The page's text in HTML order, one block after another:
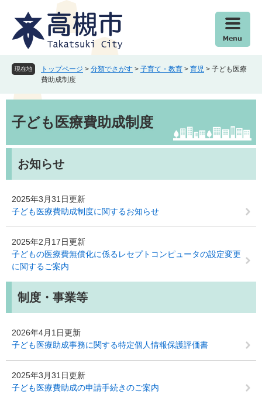
現在地 トップページ > 分類でさがす > 子育て・教育 > 育児 > 子ども医療
費助成制度
文子ども医療費助成制度
お知らせ
2025年3月31日更新
子ども医療費助成制度に関するお知らせ
2025年2月17日更新
子どもの医療費無償化に係るレセプトコンピュータの設定変更
に関するご案内
制度・事業等
2026年4月1日更新
子ども医療助成事務に関する特定個人情報保護評価書
2025年3月31日更新
子ども医療費助成の申請手続きのご案内